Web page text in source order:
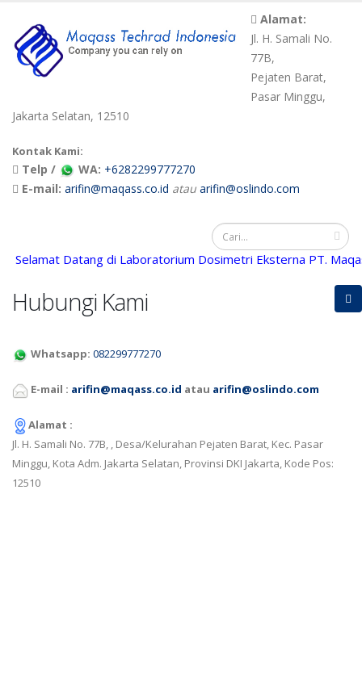
Alamat:
Jl. H. Samali No.
77B,
Pejaten Barat,
Pasar Minggu,
Jakarta Selatan, 12510
Kontak Kami:
Telp / WA: +6282299777270
E-mail: arifin@maqass.co.id atau arifin@oslindo.com
Datang di Laboratorium Dosimetri Eksterna PT.
Hubungi Kami
Whatsapp: 082299777270
E-mail : arifin@maqass.co.id atau arifin@oslindo.com
Alamat :
Jl. H. Samali No. 77B, , Desa/Kelurahan Pejaten Barat, Kec. Pasar
Minggu, Kota Adm. Jakarta Selatan, Provinsi DKI Jakarta, Kode Pos:
12510